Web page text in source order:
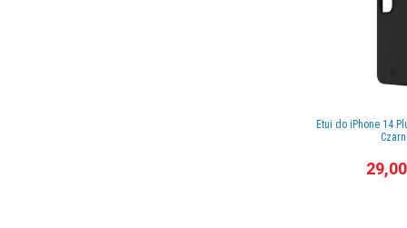
Etui do iPhone 14